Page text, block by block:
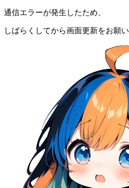
通信エラーが発生したため、
しばらくしてから画面更新をお願い